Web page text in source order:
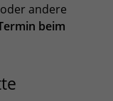
andere
beim